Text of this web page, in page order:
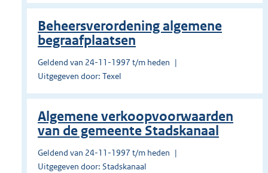
Beheersverordening algemene
begraafplaatsen
Geldend van 24-11-1997 t/m heden
Uitgegeven door: Texel
Algemene verkoopvoorwaarden
van de gemeente Stadskanaal
Geldend van 24-11-1997 t/m heden
Uitgegeven door: Stadskanaal